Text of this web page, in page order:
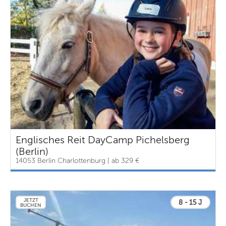
Englisches Reit DayCamp Pichelsberg
(Berlin)
14053 Berlin Charlottenburg | ab 329 €
JETZT
BUCHEN
8 - 15 J